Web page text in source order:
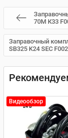
70М К33
Заправочный
SB325 K24 SEC
Видеообзор